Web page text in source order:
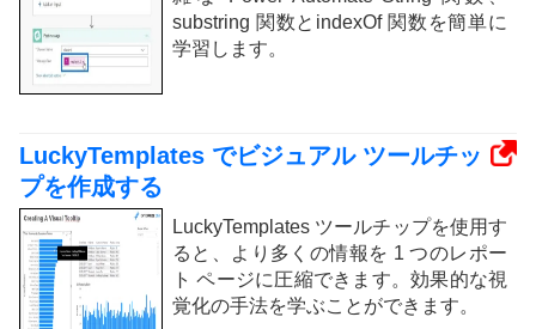
substring 関数とindexOf 関数を簡単に
学習します。
LuckyTemplates でビジュアル ツールチッ
プを作成する
LuckyTemplates ツールチップを使用す
ると、より多くの情報を 1 つのレポー
ト ページに圧縮できます。効果的な視
覚化の手法を学ぶことができます。